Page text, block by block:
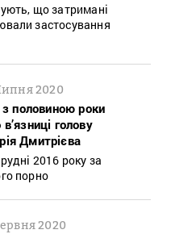
що затримані
застосування
2020
з половиною роки
голову
Дмитрієва
2016 року за
порно
2020